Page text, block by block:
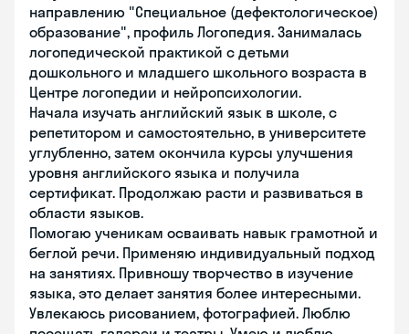
направлению "Специальное (дефектологическое)
образование", профиль Логопедия. Занималась
логопедической практикой с детьми
дошкольного и младшего школьного возраста в
Центре логопедии и нейропсихологии.
Начала изучать английский язык в школе, с
репетитором и самостоятельно, в университете
углубленно, затем окончила курсы улучшения
уровня английского языка и получила
сертификат. Продолжаю расти и развиваться в
области языков.
Помогаю ученикам осваивать навык грамотной и
беглой речи. Применяю индивидуальный подход
на занятиях. Привношу творчество в изучение
языка, это делает занятия более интересными.
Увлекаюсь рисованием, фотографией. Люблю